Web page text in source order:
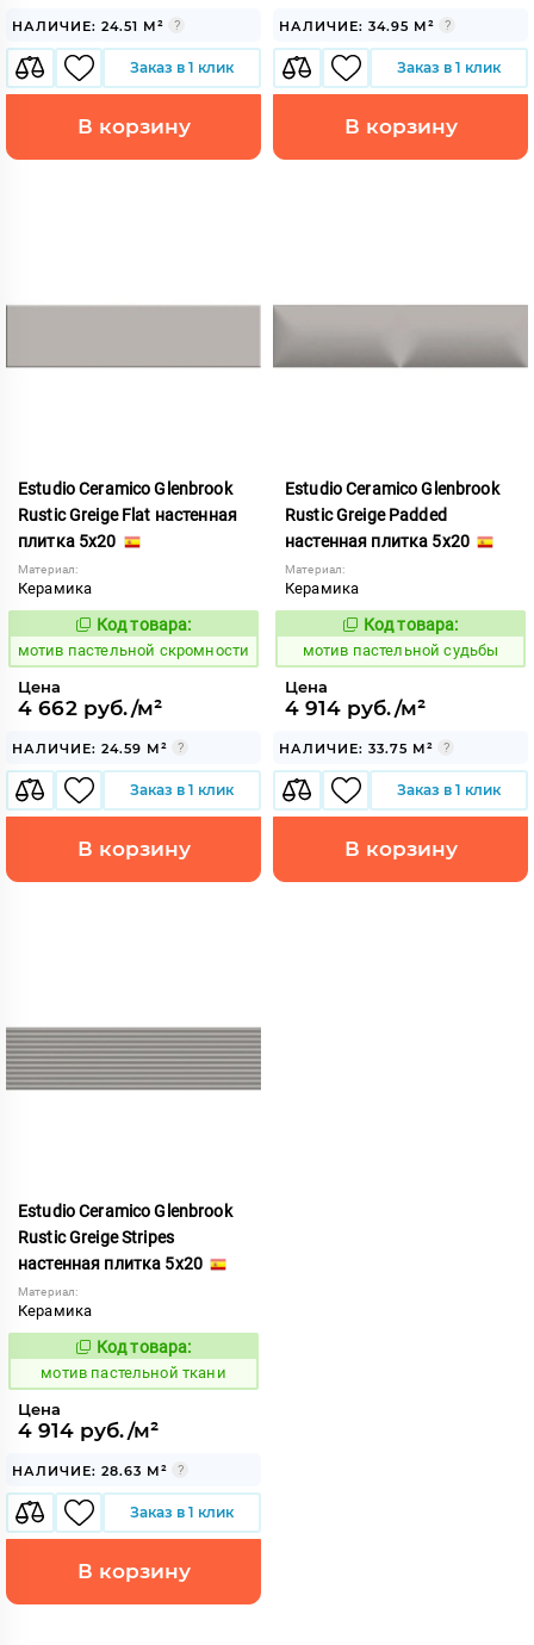
НАЛИЧИЕ: 24.51 М²
Заказ в 1 клик
В корзину
НАЛИЧИЕ: 34.95 М²
Заказ в 1 клик
В корзину
Estudio Ceramico Glenbrook
Rustic Greige Flat настенная
плитка 5x20
Материал:
Керамика
1039968
Код товара:
мотив пастельной скромности
Цена
4 662 руб./м²
НАЛИЧИЕ: 24.59 М²
Заказ в 1 клик
В корзину
Estudio Ceramico Glenbrook
Rustic Greige Padded
настенная плитка 5x20
Материал:
Керамика
1039974
Код товара:
мотив пастельной судьбы
Цена
4 914 руб./м²
НАЛИЧИЕ: 33.75 М²
Заказ в 1 клик
В корзину
Estudio Ceramico Glenbrook
Rustic Greige Stripes
настенная плитка 5x20
Материал:
Керамика
1039980
Код товара:
мотив пастельной ткани
Цена
4 914 руб./м²
НАЛИЧИЕ: 28.63 М²
Заказ в 1 клик
В корзину